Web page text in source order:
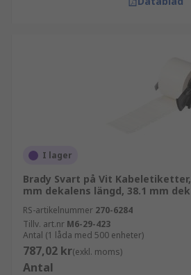
I lager
Brady Svart på Vit
mm dekalens längd, 38.1 mm
RS-artikelnummer 270-6284
Tillv. art.nr M6-29-423
Antal (1 låda med 500 enheter)
787,02 kr(exkl. moms)
Antal